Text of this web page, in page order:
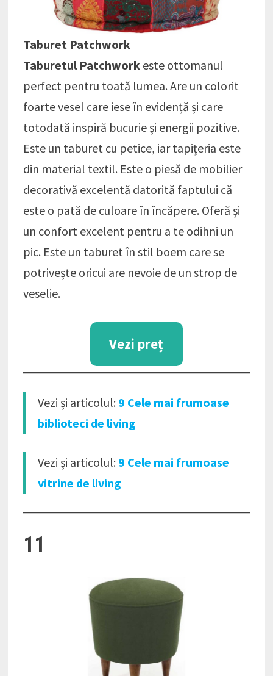
Taburet Patchwork
Taburetul Patchworkeste ottomanul
perfect pentru toată lumea. Are un colorit
foarte vesel care iese în evidență și care
totodată inspiră bucurie și energii pozitive.
Este un taburet cu petice, iar tapițeria este
din material textil. Este o piesă de mobilier
decorativă excelentă datorită faptului că
este o pată de culoare în încăpere. Oferă și
un confort excelent pentru a te odihni un
pic. Este un taburet în stil boem care se
potrivește oricui are nevoie de un strop de
veselie.
Vezi preț
Vezi și articolul: 9 Cele mai frumoase
biblioteci de living
Vezi și articolul: 9 Cele mai frumoase
vitrine de living
11